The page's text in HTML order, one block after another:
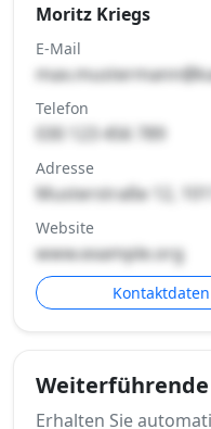
Moritz Kriegs
E-Mail
Telefon
030 123 456 789
Adresse
Musterstraße 12,
Website
www.example.org
Erhalten Sie